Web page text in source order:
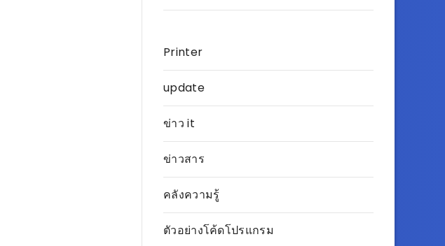
Printer
update
ข่าว it
ข่าวสาร
คลังความรู้
ตัวอย่างโค้ดโปรแกรม